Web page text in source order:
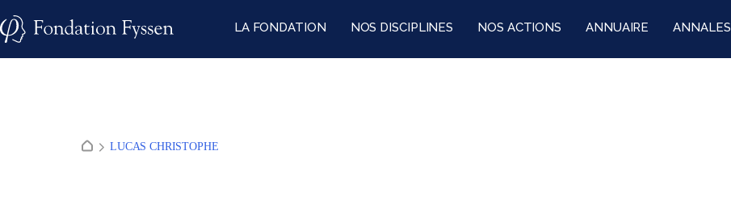
to
LA FONDATION NOS DISCIPLINES NOS ACTIONS ANNUAIRE ANNALES
LUCAS CHRISTOPHE